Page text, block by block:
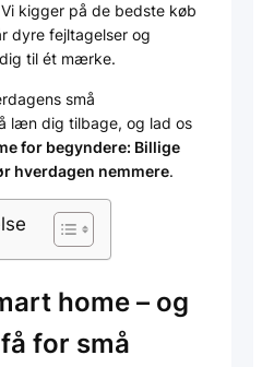
kigger på de bedste køb
dyre fejltagelser og
til ét mærke.
små
læn dig tilbage, og lad os
for begyndere: Billige
hverdagen nemmere.
home – og
for små